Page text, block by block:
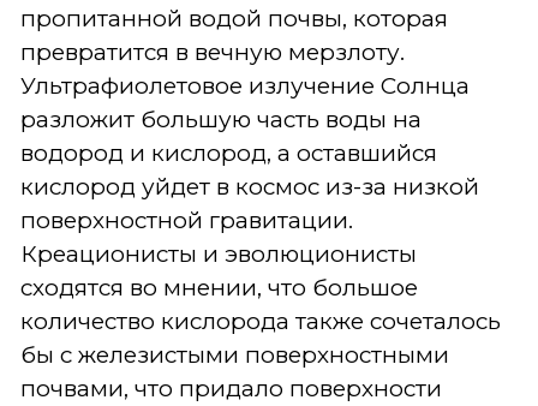
пропитанной водой почвы, которая
превратится в вечную мерзлоту.
Ультрафиолетовое излучение Солнца
разложит большую часть воды на
водород и кислород, а оставшийся
кислород уйдет в космос из-за низкой
поверхностной гравитации.
Креационисты и эволюционисты
сходятся во мнении, что большое
количество кислорода также сочеталось
бы с железистыми поверхностными
почвами, что придало поверхности